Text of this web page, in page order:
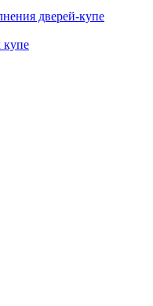
дверей-купе
купе